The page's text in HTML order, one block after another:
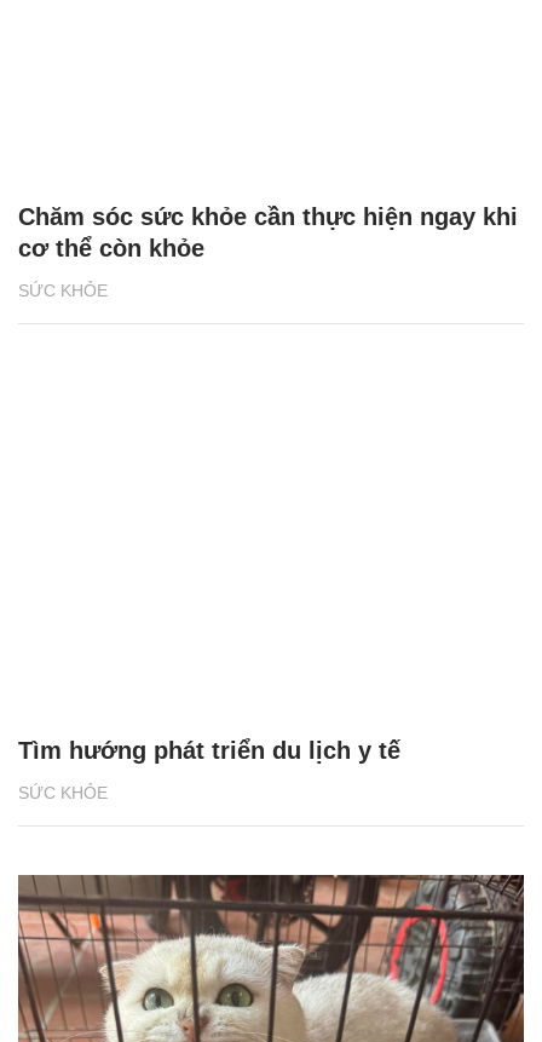
SỨC KHỎE
Chăm sóc sức khỏe cần thực hiện ngay khi
cơ thể còn khỏe
SỨC KHỎE
Tìm hướng phát triển du lịch y tế